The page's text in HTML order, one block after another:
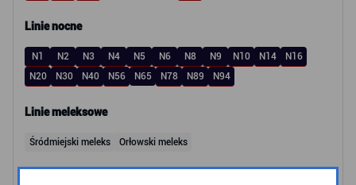
Linie nocne
N1 N2 N3 N4 N5 N6 N8 N9 N10 N14
N16
N20
N30 N40 N56 N65 N78 N89 N94
Linie meleksowe
Śródmiejski meleks Orłowski meleks